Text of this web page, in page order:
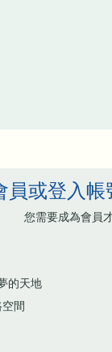
員或登入帳
您需要成為會員
的天地
間